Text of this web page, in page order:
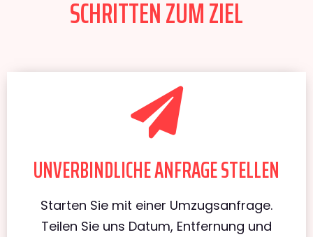
SCHRITTEN ZUM ZIEL
UNVERBINDLICHE ANFRAGE STELLEN
Starten Sie mit einer Umzugsanfrage.
Teilen Sie uns Datum, Entfernung und